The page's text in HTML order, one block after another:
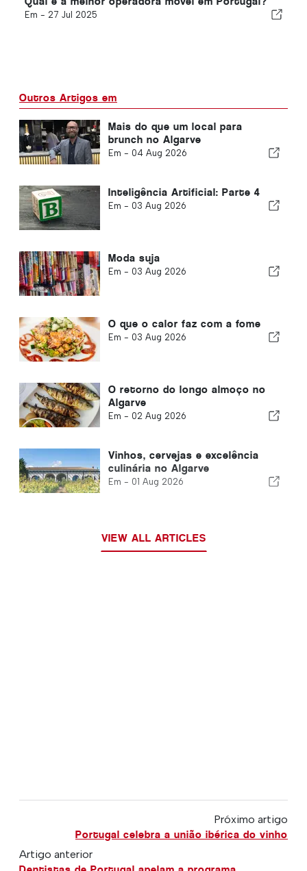
Em - 27 Jul 2025
Outros Artigos em
Mais do que um local para
brunch no Algarve
Em - 04 Aug 2026
Inteligência Artificial: Parte 4
Em - 03 Aug 2026
Moda suja
Em - 03 Aug 2026
O que o calor faz com a fome
Em - 03 Aug 2026
O retorno do longo almoço no
Algarve
Em - 02 Aug 2026
Vinhos, cervejas e excelência
culinária no Algarve
Em - 01 Aug 2026
VIEW ALL ARTICLES
Próximo artigo
Portugal celebra a união ibérica do vinho
Artigo anterior